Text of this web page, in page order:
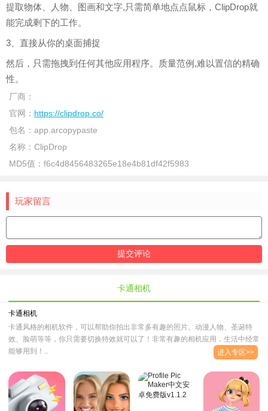
提取物体、人物、图画和文字,只需简单地点点鼠标，ClipDrop就
能完成剩下的工作。
3、直接从你的桌面捕捉
然后，只需拖拽到任何其他应用程序。质量范例,难以置信的精确
性。
厂商：
官网： https://clipdrop.co/
包名： app.arcopypaste
名称： ClipDrop
MD5值： f6c4d8456483265e18e4b81df42f5983
玩家留言
卡通相机
卡通相机
卡通风格的相机软件，可以帮助你拍出非常多有趣的照片。动漫人物、圣诞特
效、脸萌等等，你只需要切换特效就可以了！非常有趣的相机应用，生活中经常
能够用到！..
进入专区>>